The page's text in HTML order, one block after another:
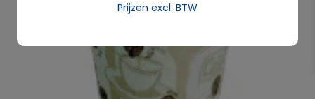
Prijzen excl. BTW